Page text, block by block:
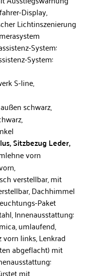
Display,
Lichtinszenierung
System:
System:
S-line,
schwarz,
Sitzbezug Leder,
vorn
verstellbar, mit
Dachhimmel
Paket
Innenausstattung:
umlaufend,
links, Lenkrad
abgeflacht) mit
mit